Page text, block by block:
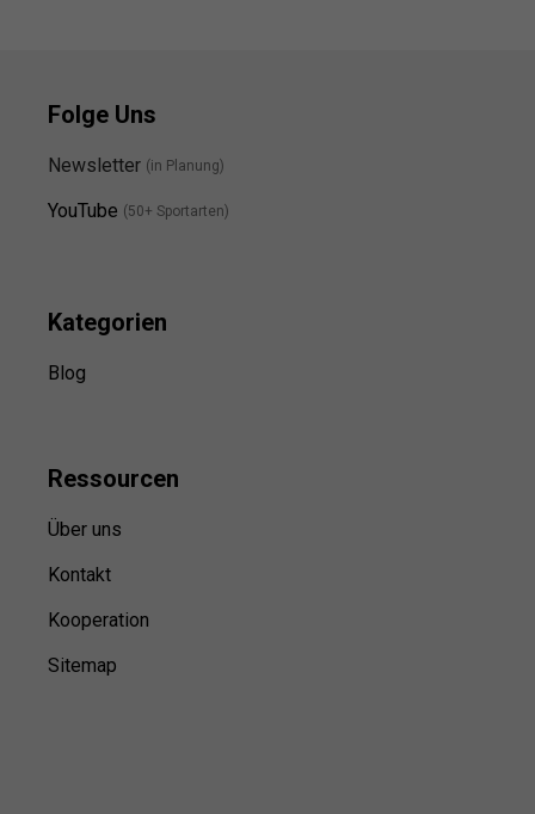
Folge Uns
Newsletter (in Planung)
YouTube (50+ Sportarten)
Kategorien
Blog
Ressourcen
Über uns
Kontakt
Kooperation
Sitemap